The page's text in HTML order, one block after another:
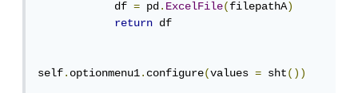
            df
= pd.ExcelFile(filepathA)
return df
self.optionmenu1.configure(values = sht())